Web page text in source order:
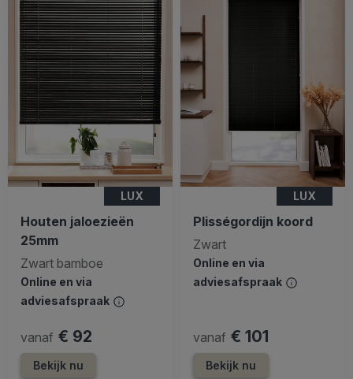
LUX
Houten jaloezieën
25mm
Zwart bamboe
Online en via
adviesafspraak
vanaf € 92
Bekijk nu
LUX
Plisségordijn koord
Zwart
Online en via
adviesafspraak
vanaf € 101
Bekijk nu